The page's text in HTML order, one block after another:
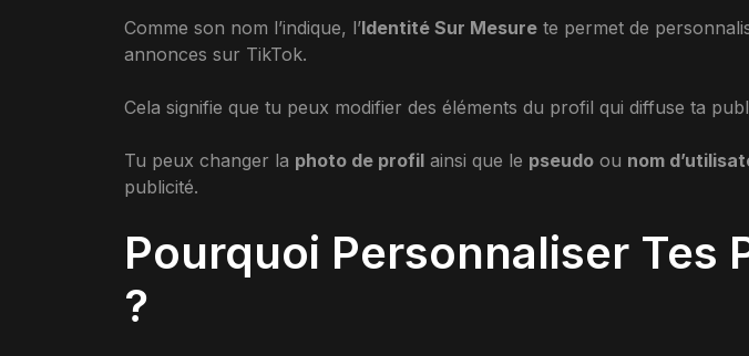
Comme son nom l’indique, l’Identité Sur Mesure te permet de
annonces sur TikTok.
Cela signifie que tu peux modifier des éléments du profil qui diffuse ta
Tu peux changer la photo de profil ainsi que le pseudo ou nom
publicité.
Pourquoi Personnaliser Tes
?